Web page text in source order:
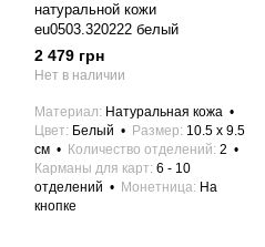
натуральной кожи
eu0503.320222 белый
2 479 грн
Нет в наличии
Материал
Натуральная кожа
Цвет
Белый Размер 10.5 x 9.5
см
Количество отделений 2
Карманы для карт 6 - 10
отделений
Монетница На
кнопке